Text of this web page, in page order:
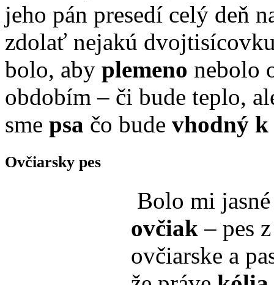
jeho pán presedí celý deň
zdolať nejakú
bolo, aby plemeno nebolo
obdobím – či bude teplo,
sme psa čo bude vhodný
Ovčiarsky pes
Bolo mi
ovčiak – pes
ovčiarske a